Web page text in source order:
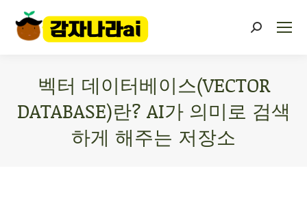
벡터 데이터베이스(VECTOR
DATABASE)란? AI가 의미로 검색
하게 해주는 저장소